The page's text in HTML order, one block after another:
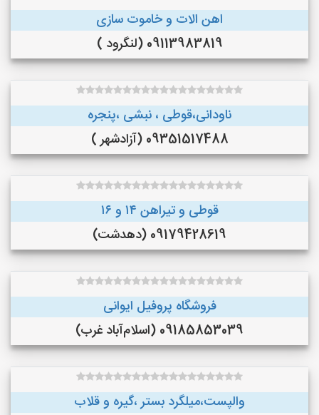
اهن الات و خاموت سازی
09113983819 (لنگرود )
ناودانی،قوطی ، نبشی ،پنجره
09351517488 (آزادشهر )
قوطی و تیراهن ۱۴ و ۱۶
09179428619 (دهدشت)
فروشگاه پروفیل ایوانی
09185853039 (اسلام‌آباد غرب)
والپست،میلگرد بستر ،گیره و قلاب